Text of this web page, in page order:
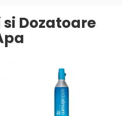
Dozatoare